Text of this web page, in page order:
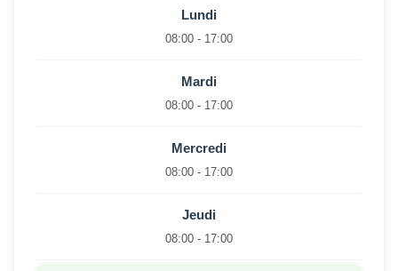
Lundi
08:00 - 17:00
Mardi
08:00 - 17:00
Mercredi
08:00 - 17:00
Jeudi
08:00 - 17:00